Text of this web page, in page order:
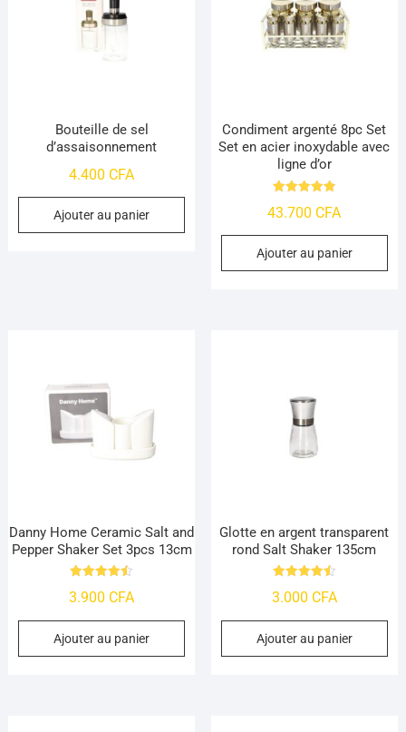
Bouteille de sel
d’assaisonnement
4.400 CFA
Ajouter au panier
Condiment argenté 8pc Set
Set en acier inoxydable avec
ligne d’or
4.9
43.700 CFA
Ajouter au panier
Danny Home Ceramic Salt and
Pepper Shaker Set 3pcs 13cm
4.48
3.900 CFA
Ajouter au panier
Glotte en argent transparent
rond Salt Shaker 135cm
4.55
3.000 CFA
Ajouter au panier